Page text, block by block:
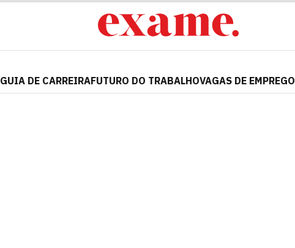
GUIA DE CARREIRAFUTURO DO TRABALHOVAGAS DE EMPREGO